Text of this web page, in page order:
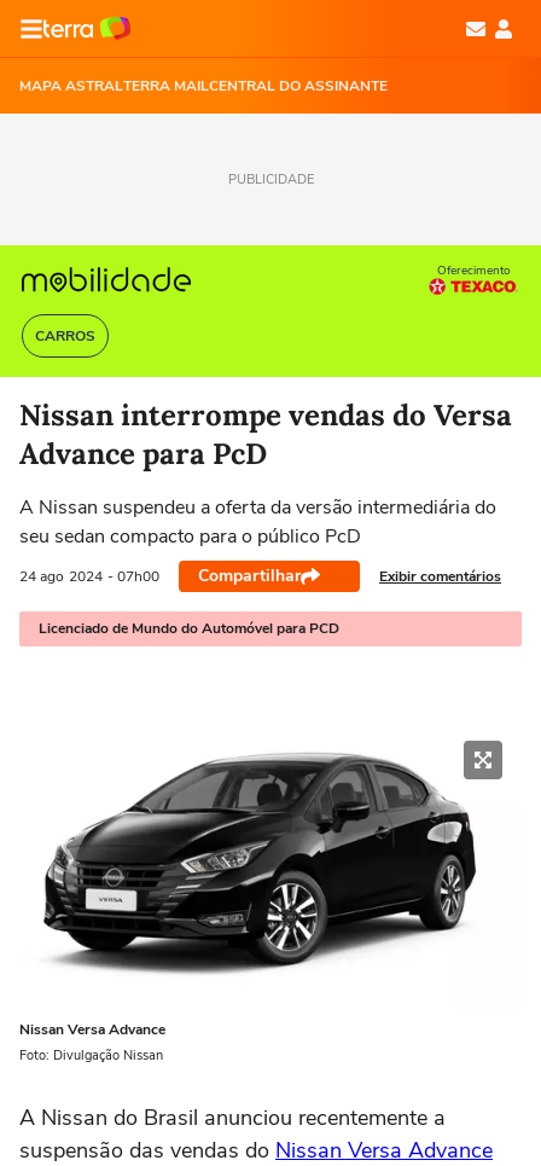
MAPA ASTRALTERRA MAILCENTRAL DO ASSINANTE
PUBLICIDADE
CARROS
Oferecimento
Nissan interrompe vendas do Versa
Advance para PcD
A Nissan suspendeu a oferta da versão intermediária do
seu sedan compacto para o público PcD
24 ago 2024 - 07h00 Compartilhar Exibir comentários
Licenciado de Mundo do Automóvel para PCD
Nissan Versa Advance
Foto: Divulgação Nissan
A Nissan do Brasil anunciou recentemente a
suspensão das vendas do Nissan Versa Advance